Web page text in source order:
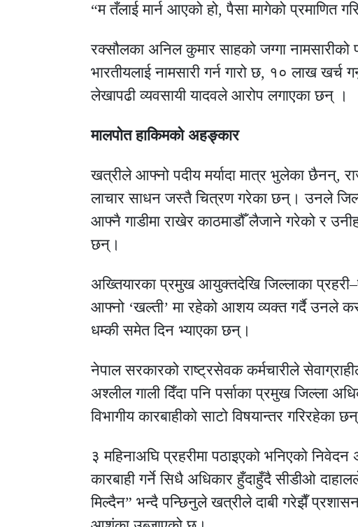
“म तँलाई मार्न आएको हो, पैसा मागेको प्रमाणित
रक्सौलका अनिल कुमार साहको जग्गा
भारतीयलाई नामसारी गर्न गारो छ, १० लाख खर्च
लेखापढी व्यवसायी यादवले आरोप लगाएका छन् ।
मालपोत हाकिमको अहङ्कार
खत्रीले आफ्नो पदीय मर्यादा मात्र भुलेका छैनन्,
लाचार साधन जस्तै चित्रण गरेका छन्। उनले
आफ्नै गाडीमा राखेर काठमाडौँ लैजाने गरेको र
छन्।
अख्तियारका प्रमुख आयुक्तदेखि जिल्लाका
आफ्नो ‘खल्ती’ मा रहेको आशय व्यक्त गर्दै उनले
धम्की समेत दिन भ्याएका छन्।
नेपाल सरकारको राष्ट्रसेवक कर्मचारीले
अश्लील गाली दिँदा पनि पर्साका प्रमुख जिल्ला
विभागीय कारबाहीको साटो विषयान्तर गरिरहेका
३ महिनाअघि प्रहरीमा पठाइएको भनिएको
कारबाही गर्ने सिधै अधिकार हुँदाहुँदै सीडीओ
मिल्दैन” भन्दै पन्छिनुले खत्रीले दाबी गरेझैँ